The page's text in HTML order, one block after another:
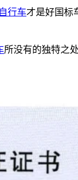
行车才是好国标
所没有的独特之